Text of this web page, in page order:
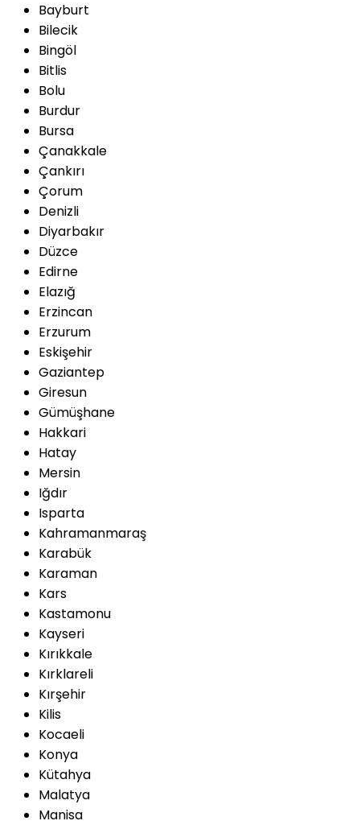
Bayburt
Bilecik
Bingöl
Bitlis
Bolu
Burdur
Bursa
Çanakkale
Çankırı
Çorum
Denizli
Diyarbakır
Düzce
Edirne
Elazığ
Erzincan
Erzurum
Eskişehir
Gaziantep
Giresun
Gümüşhane
Hakkari
Hatay
Mersin
Iğdır
Isparta
Kahramanmaraş
Karabük
Karaman
Kars
Kastamonu
Kayseri
Kırıkkale
Kırklareli
Kırşehir
Kilis
Kocaeli
Konya
Kütahya
Malatya
Manisa